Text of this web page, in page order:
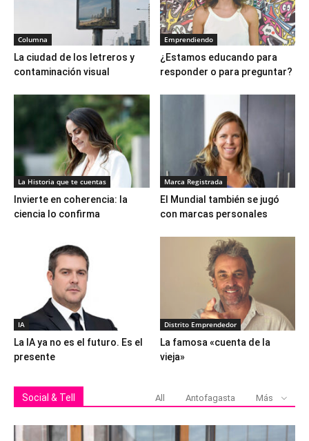
Columna
La ciudad de los letreros y
contaminación visual
Emprendiendo
¿Estamos educando para
responder o para preguntar?
La Historia que te cuentas
Invierte en coherencia: la
ciencia lo confirma
Marca Registrada
El Mundial también se jugó
con marcas personales
IA
La IA ya no es el futuro. Es el
presente
Distrito Emprendedor
La famosa «cuenta de la
vieja»
Social & Tell All Antofagasta Más